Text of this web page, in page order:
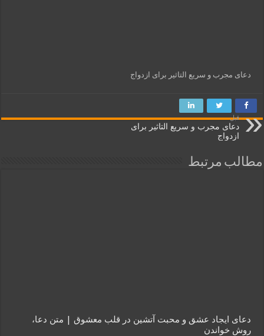
دعای مجرب و سریع التاثیر برای ازدواج
قبل
دعای مجرب و سریع التاثیر برای
ازدواج
مطالب مرتبط
دعای ایجاد عشق و محبت آتشین در قلب معشوق | متن دعا،
روش خواندن